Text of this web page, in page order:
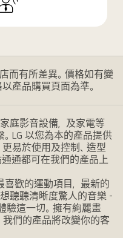
而有所差異。價格如有變
產品購買頁面為準。
庭影音設備，及家電等
LG 以您為本的產品提供
易於使用及控制、造型
通都可在我們的產品上
喜歡的運動項目，最新的
聽聽清晰度驚人的音樂 -
驗這一切。擁有絢麗畫
我們的產品將改變你的客